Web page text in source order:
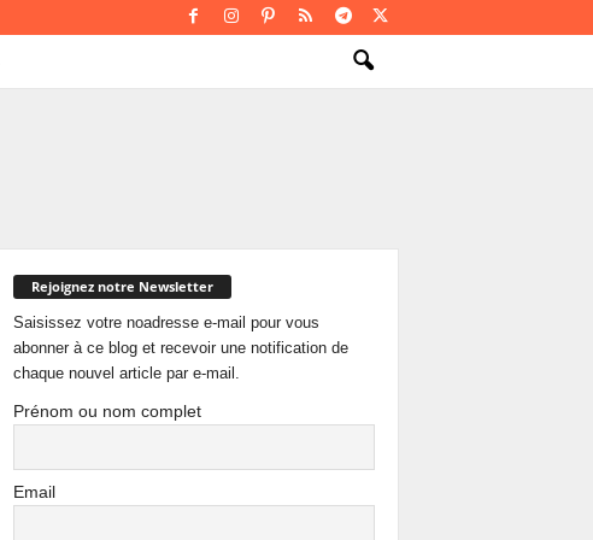
Rejoignez notre Newsletter
Saisissez votre noadresse e-mail pour vous
abonner à ce blog et recevoir une notification de
chaque nouvel article par e-mail.
Prénom ou nom complet
Email